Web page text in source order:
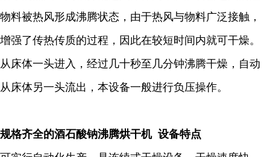
物料被热风形成沸腾状态，由于热风与物料广泛接触，
增强了传热传质的过程，因此在较短时间内就可干燥。
从床体一头进入，经过几十秒至几分钟沸腾干燥，自动
从床体另一头流出，本设备一般进行负压操作。
规格齐全的酒石酸钠沸腾烘干机 设备特点